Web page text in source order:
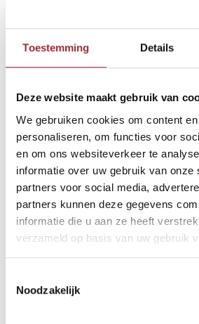
Toestemming Details
Deze website maakt gebruik van
We gebruiken cookies om content
personaliseren, om functies voor
en om ons websiteverkeer te
informatie over uw gebruik van onze
partners voor social media,
partners kunnen deze gegevens
informatie die u aan ze heeft
verzameld op basis van uw gebruik
Noodzakelijk
Band en bies
-27%
PVC visgraat Oxford
5x127x615 mm
€49,95 €36,50per
m 2